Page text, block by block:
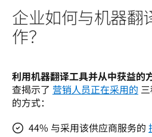
企业如何与机器翻
作？
利用机器翻译工具并从中获益的
查揭示了 营销人员正在采用的
的方式：
44% 与采用该供应商服务的